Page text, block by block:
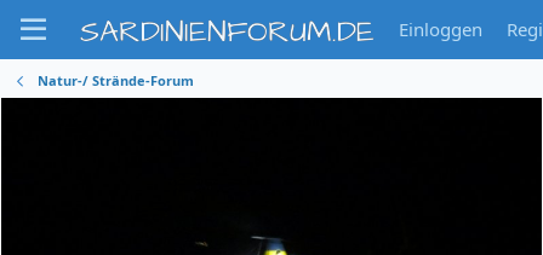
SARDINIENFORUM.DE Einloggen
Natur-/ Strände-Forum